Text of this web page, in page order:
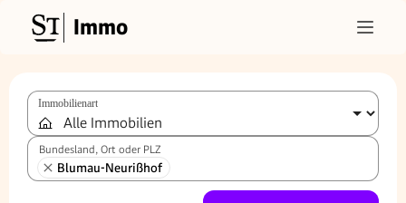
Immo
Immobilienart
Bundesland, Ort oder PLZ
Blumau-Neurißhof